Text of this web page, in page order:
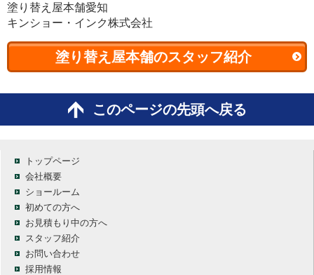
塗り替え屋本舗愛知
キンショー・インク株式会社
塗り替え屋本舗のスタッフ紹介
このページの先頭へ戻る
トップページ
会社概要
ショールーム
初めての方へ
お見積もり中の方へ
スタッフ紹介
お問い合わせ
採用情報